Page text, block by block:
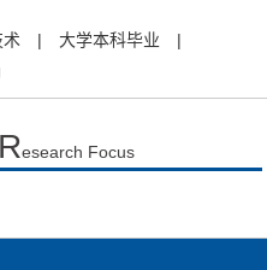
| 大学本科毕业
|
Research Focus